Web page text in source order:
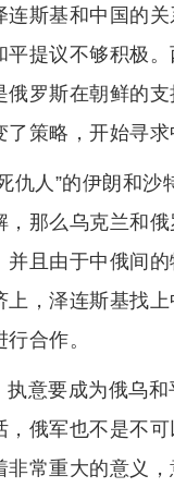
斯基和中国的
提议不够积极
罗斯在朝鲜的
策略，开始寻
仇人”的伊朗和
那么乌克兰和
且由于中俄间
，泽连斯基找
合作。
意要成为俄乌
俄军也不是不
常重大的意义